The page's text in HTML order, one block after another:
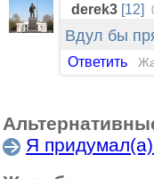
derek3 [12]
Вдул бы
Ответить
Я